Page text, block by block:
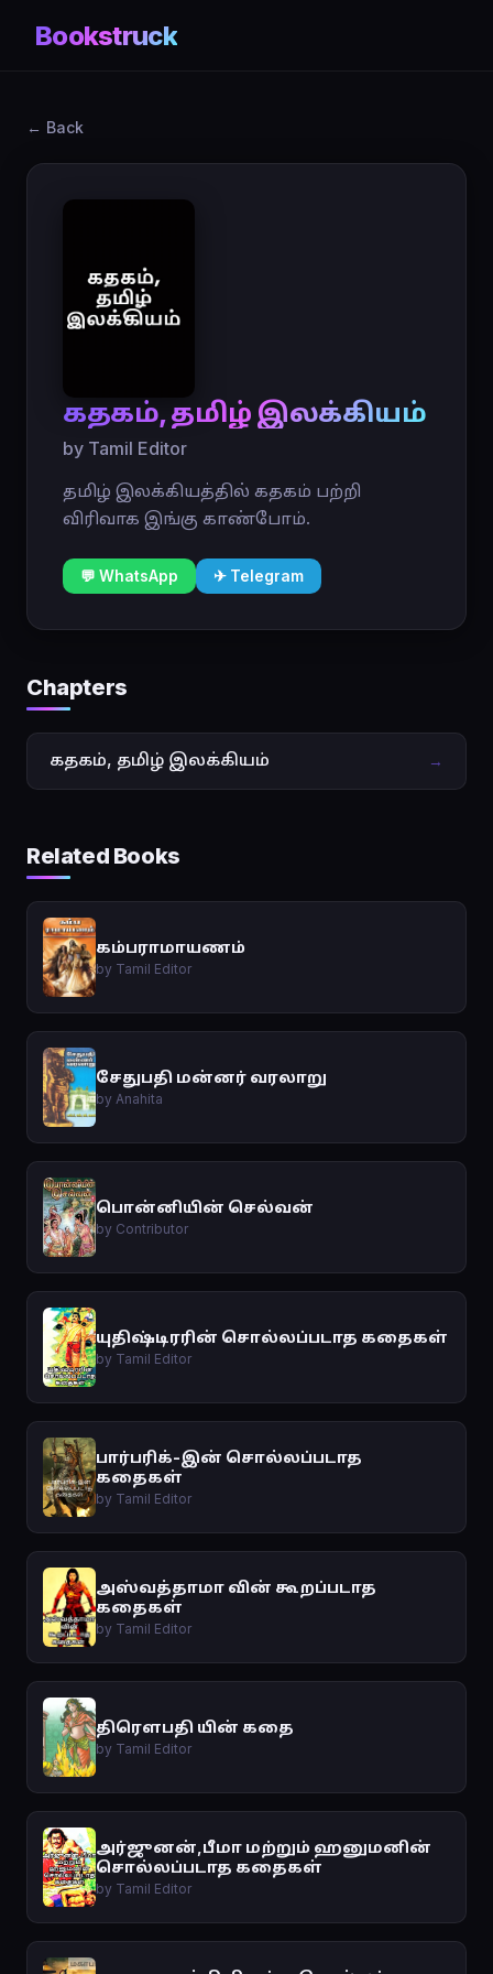
Bookstruck
← Back
கதகம், தமிழ் இலக்கியம்
by Tamil Editor
தமிழ் இலக்கியத்தில் கதகம் பற்றி
விரிவாக இங்கு காண்போம்.
💬 WhatsApp ✈ Telegram
Chapters
கதகம், தமிழ் இலக்கியம் →
Related Books
கம்பராமாயணம்
by Tamil Editor
சேதுபதி மன்னர் வரலாறு
by Anahita
பொன்னியின் செல்வன்
by Contributor
யுதிஷ்டிரரின் சொல்லப்படாத கதைகள்
by Tamil Editor
பார்பரிக்-இன் சொல்லப்படாத
கதைகள்
by Tamil Editor
அஸ்வத்தாமா வின் கூறப்படாத
கதைகள்
by Tamil Editor
திரௌபதி யின் கதை
by Tamil Editor
அர்ஜுனன்,பீமா மற்றும் ஹனுமனின்
சொல்லப்படாத கதைகள்
by Tamil Editor